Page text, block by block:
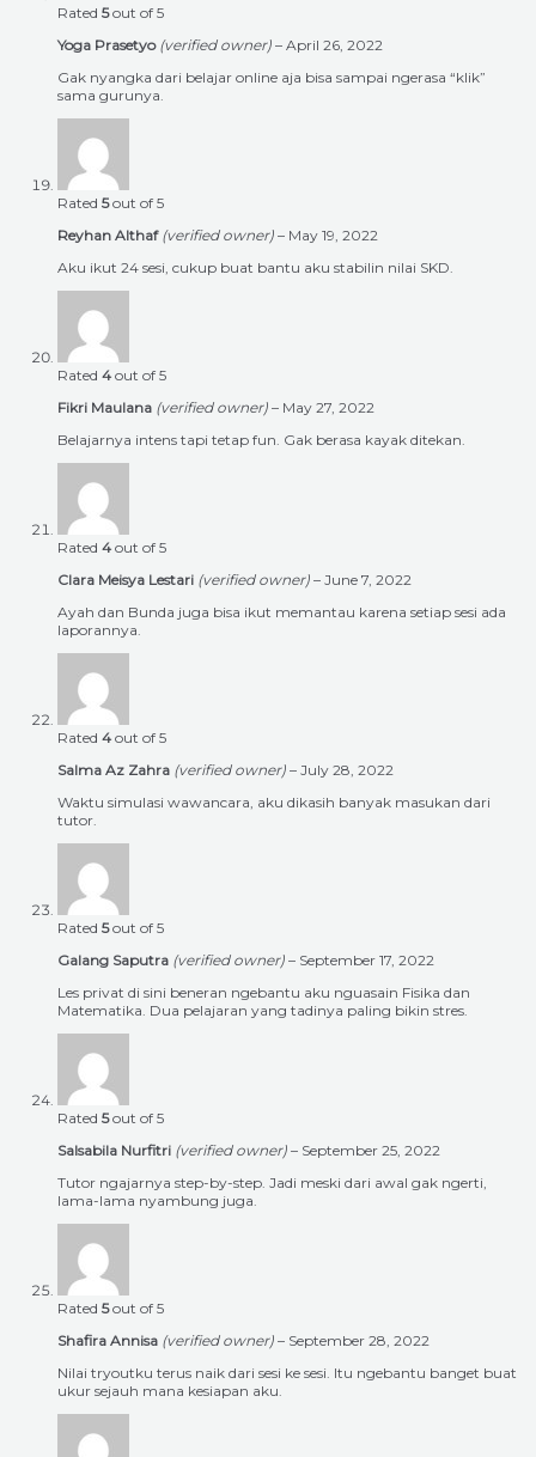
Rated 5out of 5
Yoga Prasetyo (verified owner) – April 26, 2022
Gak nyangka dari belajar online aja bisa sampai ngerasa “klik”
sama gurunya.
Rated 5out of 5
Reyhan Althaf (verified owner) – May 19, 2022
Aku ikut 24 sesi, cukup buat bantu aku stabilin nilai SKD.
Rated 4 out of 5
Fikri Maulana (verified owner) – May 27, 2022
Belajarnya intens tapi tetap fun. Gak berasa kayak ditekan.
Rated 4 out of 5
Clara Meisya Lestari (verified owner) – June 7, 2022
Ayah dan Bunda juga bisa ikut memantau karena setiap sesi ada
laporannya.
Rated 4 out of 5
Salma Az Zahra (verified owner) – July 28, 2022
Waktu simulasi wawancara, aku dikasih banyak masukan dari
tutor.
Rated 5out of 5
Galang Saputra (verified owner) – September 17, 2022
Les privat di sini beneran ngebantu aku nguasain Fisika dan
Matematika. Dua pelajaran yang tadinya paling bikin stres.
Rated 5out of 5
Salsabila Nurfitri (verified owner) – September 25, 2022
Tutor ngajarnya step-by-step. Jadi meski dari awal gak ngerti,
lama-lama nyambung juga.
Rated 5out of 5
Shafira Annisa (verified owner) – September 28, 2022
Nilai tryoutku terus naik dari sesi ke sesi. Itu ngebantu banget buat
ukur sejauh mana kesiapan aku.